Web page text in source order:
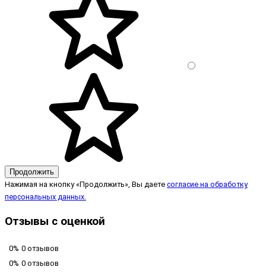
Продолжить
Нажимая на кнопку «Продолжить», Вы даете согласие на обработку
персональных данных.
Отзывы с оценкой
0% 0 отзывов
0% 0 отзывов